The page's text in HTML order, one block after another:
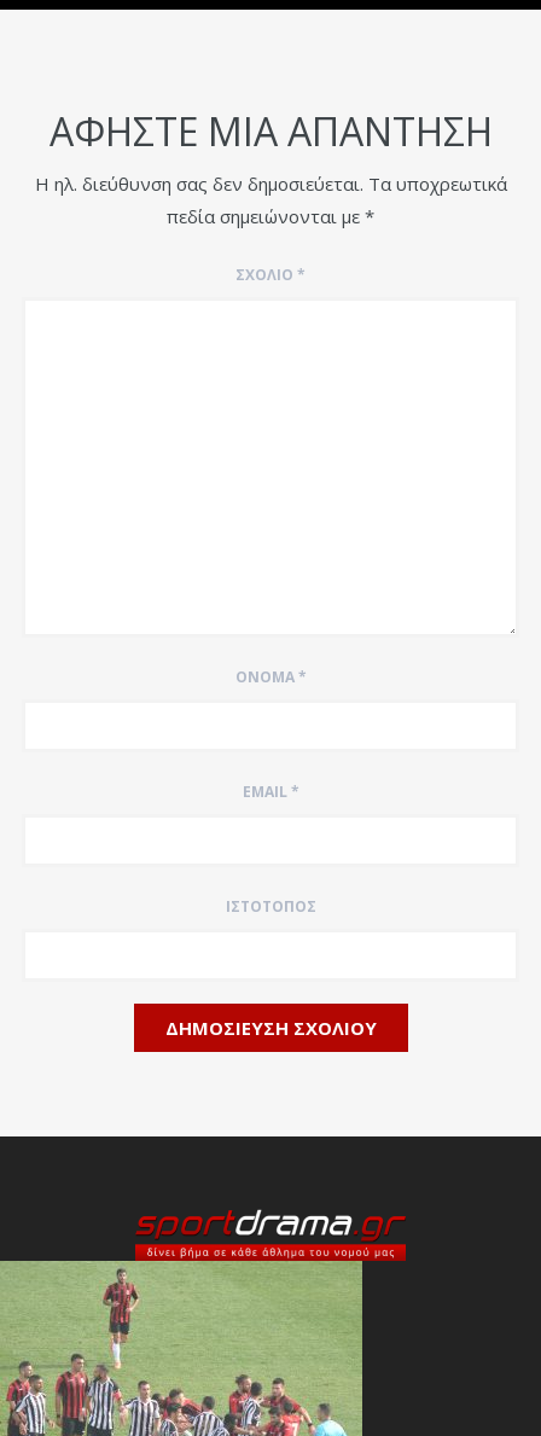
ΑΦΉΣΤΕ ΜΙΑ ΑΠΆΝΤΗΣΗ
Η ηλ. διεύθυνση σας δεν δημοσιεύεται. Τα υποχρεωτικά
πεδία σημειώνονται με *
ΣΧΌΛΙΟ *
ΌΝΟΜΑ*
EMAIL*
ΙΣΤΌΤΟΠΟΣ